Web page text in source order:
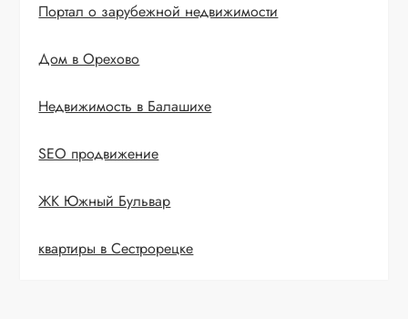
а
ц
и
я
п
о
Портал о зарубежной недвижимости
Дом в Орехово
Недвижимость в Балашихе
SEO продвижение
ЖК Южный Бульвар
квартиры в Сестрорецке